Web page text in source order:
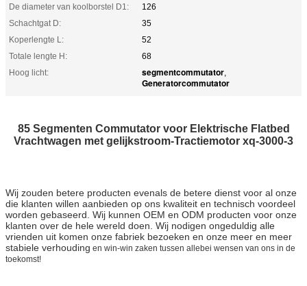
De diameter van koolborstel D1:
126
Schachtgat D:
35
Koperlengte L:
52
Totale lengte H:
68
Hoog licht:
segmentcommutator,
Generatorcommutator
85 Segmenten Commutator voor Elektrische Flatbed
Vrachtwagen met gelijkstroom-Tractiemotor xq-3000-3
Wij zouden betere producten evenals de betere dienst voor al onze
die klanten willen aanbieden op ons kwaliteit en technisch voordeel
worden gebaseerd. Wij kunnen OEM en ODM producten voor onze
klanten over de hele wereld doen. Wij nodigen ongeduldig alle
vrienden uit komen onze fabriek bezoeken en onze meer en meer
stabiele verhouding en win-win zaken tussen allebei wensen van ons in de
toekomst!